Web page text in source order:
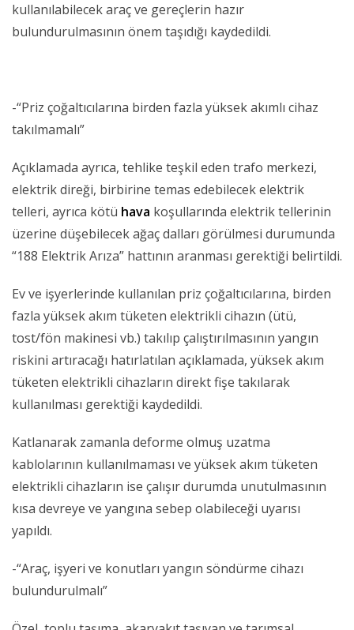
kullanılabilecek araç ve gereçlerin hazır
bulundurulmasının önem taşıdığı kaydedildi.
-“Priz çoğaltıcılarına birden fazla yüksek akımlı cihaz
takılmamalı”
Açıklamada ayrıca, tehlike teşkil eden trafo merkezi,
elektrik direği, birbirine temas edebilecek elektrik
telleri, ayrıca kötü hava koşullarında elektrik tellerinin
üzerine düşebilecek ağaç dalları görülmesi durumunda
“188 Elektrik Arıza” hattının aranması gerektiği belirtildi.
Ev ve işyerlerinde kullanılan priz çoğaltıcılarına, birden
fazla yüksek akım tüketen elektrikli cihazın (ütü,
tost/fön makinesi vb.) takılıp çalıştırılmasının yangın
riskini artıracağı hatırlatılan açıklamada, yüksek akım
tüketen elektrikli cihazların direkt fişe takılarak
kullanılması gerektiği kaydedildi.
Katlanarak zamanla deforme olmuş uzatma
kablolarının kullanılmaması ve yüksek akım tüketen
elektrikli cihazların ise çalışır durumda unutulmasının
kısa devreye ve yangına sebep olabileceği uyarısı
yapıldı.
-“Araç, işyeri ve konutları yangın söndürme cihazı
bulundurulmalı”